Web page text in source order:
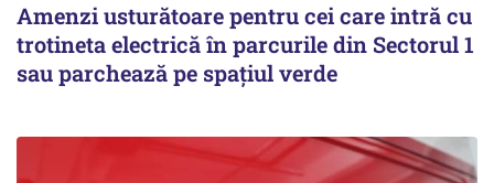
Amenzi usturătoare pentru cei care intră cu
trotineta electrică în parcurile din Sectorul 1
sau parchează pe spațiul verde